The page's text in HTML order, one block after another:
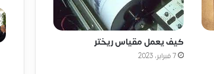
كيف يعمل مقياس ريختر
7 فبراير، 2023